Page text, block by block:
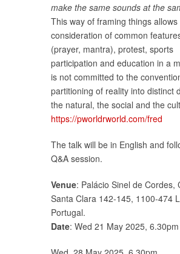
make the same sounds at the
This way of framing things allows
consideration of common
(prayer, mantra), protest, sports
participation and education in a
is not committed to the
partitioning of reality into distinct
the natural, the social and the
https://pworldrworld.com/fred
The talk will be in English and
Q&A session.
Venue: Palácio Sinel de Cordes,
Santa Clara 142-145, 1100-474
Portugal.
Date: Wed 21 May 2025, 6.30pm